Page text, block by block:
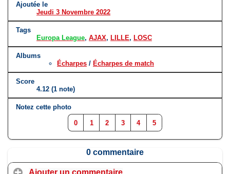
Ajoutée le
Jeudi 3 Novembre 2022
Tags
Europa League, AJAX, LILLE, LOSC
Albums
Écharpes / Écharpes de match
Score
4.12 (1 note)
Notez cette photo
0 1 2 3 4 5
0 commentaire